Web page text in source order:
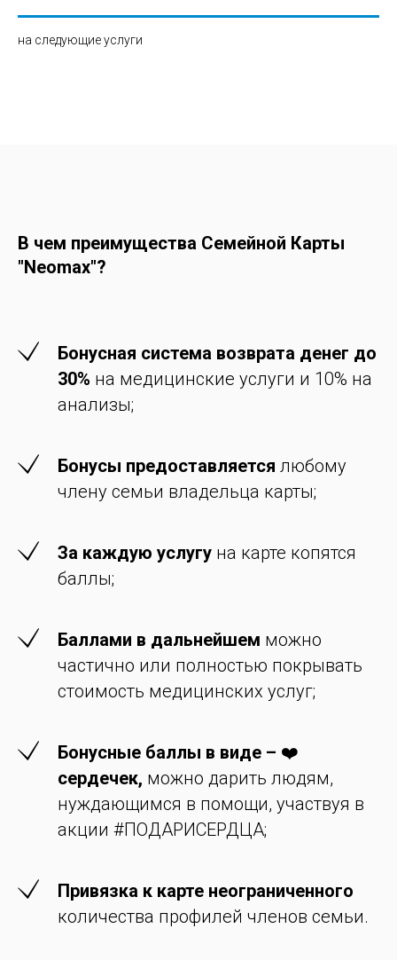
на следующие услуги
В чем преимущества Семейной Карты
"Neomax"?
Бонусная система возврата денег до
30% на медицинские услуги и 10% на
анализы;
Бонусы предоставляется любому
члену семьи владельца карты;
За каждую услугу на карте копятся
баллы;
Баллами в дальнейшем можно
частично или полностью покрывать
стоимость медицинских услуг;
Бонусные баллы в виде – ❤️
сердечек, можно дарить людям,
нуждающимся в помощи, участвуя в
акции #ПОДАРИСЕРДЦА;
Привязка к карте неограниченного
количества профилей членов семьи.